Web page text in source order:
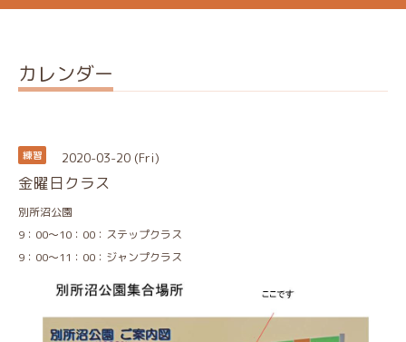
カレンダー
練習 2020-03-20 (Fri)
金曜日クラス
別所沼公園
9：00～10：00：ステップクラス
9：00～11：00：ジャンプクラス